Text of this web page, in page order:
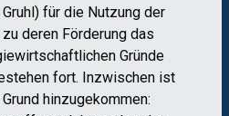
für die Nutzung der
deren Förderung das
Gründe
fort. Inzwischen ist
hinzugekommen: